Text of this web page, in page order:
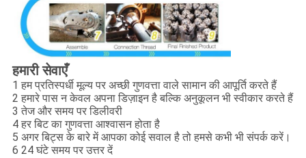
हमारी सेवाएँ
1 हम प्रतिस्पर्धी मूल्य पर अच्छी गुणवत्ता वाले सामान की आपूर्ति करते हैं
2 हमारे पास न केवल अपना डिज़ाइन है बल्कि अनुकूलन भी स्वीकार करते हैं
3 तेज और समय पर डिलीवरी
4 हर बिट का गुणवत्ता आश्वासन होता है
5 अगर बिट्स के बारे में आपका कोई सवाल है तो हमसे कभी भी संपर्क करें।
6 24 घंटे समय पर उत्तर दें